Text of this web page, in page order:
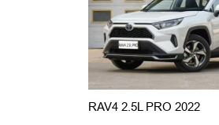
RAV4 2.5L PRO 2022